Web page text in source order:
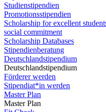
Studienstipendien
Promotionsstipendien
Scholarship for excellent
social commitment
Scholarship Databases
Stipendienberatung
Deutschlandstipendium
Deutschlandstipendium
Förderer werden
Stipendiat*in werden
Master Plan
Master Plan